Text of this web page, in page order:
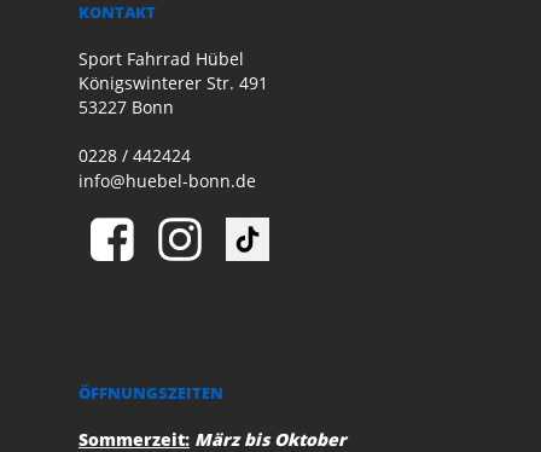
KONTAKT
Sport Fahrrad Hübel
Königswinterer Str. 491
53227 Bonn
0228 / 442424
info@huebel-bonn.de
ÖFFNUNGSZEITEN
Sommerzeit: März bis Oktober